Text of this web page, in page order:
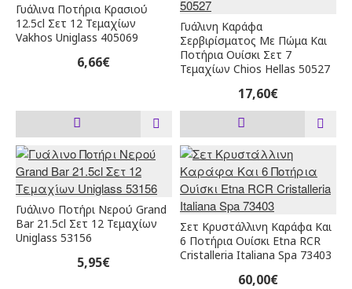
Γυάλινα Ποτήρια Κρασιού
12.5cl Σετ 12 Τεμαχίων
Vakhos Uniglass 405069
6,66€
Γυάλινη Καράφα
Σερβιρίσματος Με Πώμα Και
Ποτήρια Ουίσκι Σετ 7
Τεμαχίων Chios Hellas 50527
17,60€
Γυάλινο Ποτήρι Νερού Grand
Bar 21.5cl Σετ 12 Τεμαχίων
Uniglass 53156
5,95€
Σετ Κρυστάλλινη Καράφα Και
6 Ποτήρια Ουίσκι Etna RCR
Cristalleria Italiana Spa 73403
60,00€